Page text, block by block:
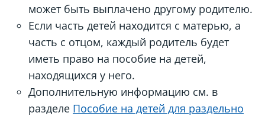
может быть выплачено другому родителю.
Если часть детей находится с матерью, а
часть с отцом, каждый родитель будет
иметь право на пособие на детей,
находящихся у него.
Дополнительную информацию см. в
разделе Пособие на детей для раздельно